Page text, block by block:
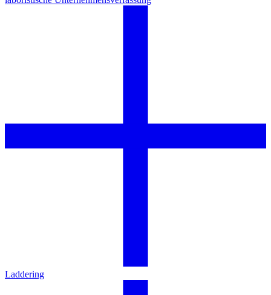
Laddering